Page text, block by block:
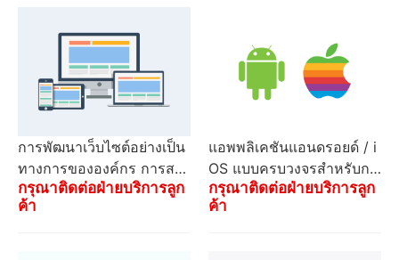
การพัฒนาเว็บไซต์อย่างเป็น
ทางการขององค์กร การสร้า
งสถานีแบบปรับตัวที่กําหนดเ
อง การสร้างเว็บไซต์แบรนด์
กรุณาติดต่อฝ่ายบริการลูก
ค้า
แอพพลิเคชันแอนดรอยด์ / i
OS แบบครบวงจรสําหรับกา
รพัฒนาและปรับแต่ง + บริก
ารในตลาดแอพพลิเคชันหล
กรุณาติดต่อฝ่ายบริการลูก
ค้า